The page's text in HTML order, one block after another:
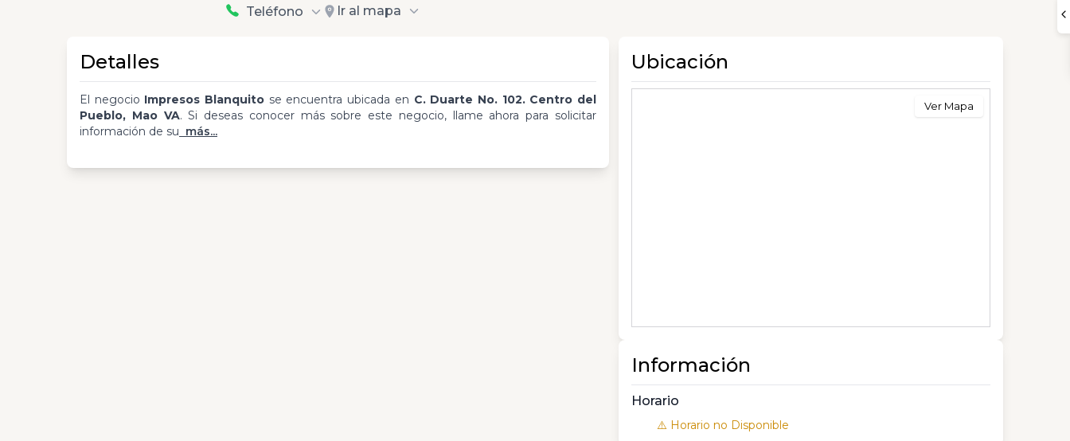
Teléfono Ir al mapa
Detalles
El negocio Impresos Blanquito se encuentra ubicada en C. Duarte No. 102. Centro del
Pueblo, Mao VA. Si deseas conocer más sobre este negocio, llame ahora para solicitar
información de su más...
Ubicación
Ver Mapa
Información
Horario
⚠️ Horario no Disponible